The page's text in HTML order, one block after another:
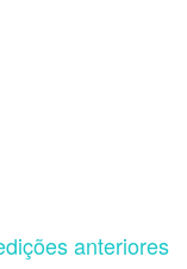
anteriores